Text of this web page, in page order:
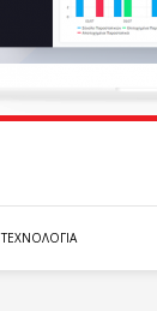
ΤΕΧΝΟΛΟΓΙΑ